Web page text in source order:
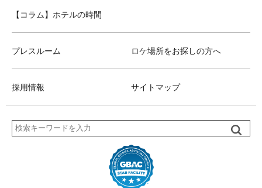
【コラム】ホテルの時間
プレスルーム ロケ場所をお探しの方へ
採用情報 サイトマップ